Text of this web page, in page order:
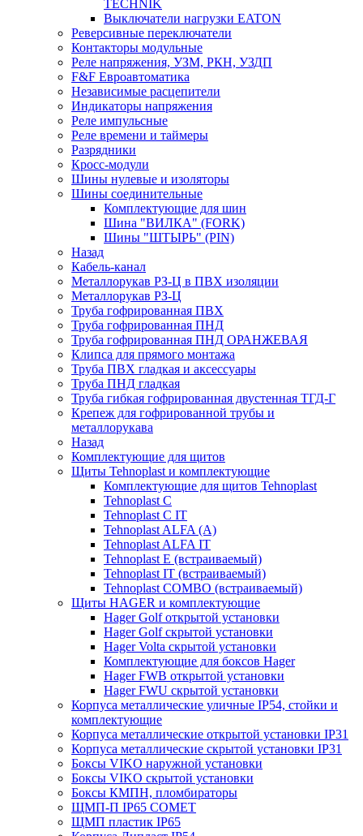
TECHNIK
Выключатели нагрузки EATON
Реверсивные переключатели
Контакторы модульные
Реле напряжения, УЗМ, РКН, УЗДП
F&F Евроавтоматика
Независимые расцепители
Индикаторы напряжения
Реле импульсные
Реле времени и таймеры
Разрядники
Кросс-модули
Шины нулевые и изоляторы
Шины соединительные
Комплектующие для шин
Шина "ВИЛКА" (FORK)
Шины "ШТЫРЬ" (PIN)
Назад
Кабель-канал
Металлорукав РЗ-Ц в ПВХ изоляции
Металлорукав РЗ-Ц
Труба гофрированная ПВХ
Труба гофрированная ПНД
Труба гофрированная ПНД ОРАНЖЕВАЯ
Клипса для прямого монтажа
Труба ПВХ гладкая и аксессуары
Труба ПНД гладкая
Труба гибкая гофрированная двустенная ТГД-Г
Крепеж для гофрированной трубы и
металлорукава
Назад
Комплектующие для щитов
Щиты Tehnoplast и комплектующие
Комплектующие для щитов Tehnoplast
Tehnoplast C
Tehnoplast C IT
Tehnoplast ALFA (А)
Tehnoplast ALFA IT
Tehnoplast E (встраиваемый)
Tehnoplast IT (встраиваемый)
Tehnoplast COMBO (встраиваемый)
Щиты HAGER и комплектующие
Hager Golf открытой установки
Hager Golf скрытой установки
Hager Volta скрытой установки
Комплектующие для боксов Hager
Hager FWB открытой установки
Hager FWU скрытой установки
Корпуса металлические уличные IP54, стойки и
комплектующие
Корпуса металлические открытой установки IP31
Корпуса металлические скрытой установки IP31
Боксы VIKO наружной установки
Боксы VIKO скрытой установки
Боксы КМПН, пломбираторы
ЩМП-П IP65 COMET
ЩМП пластик IP65